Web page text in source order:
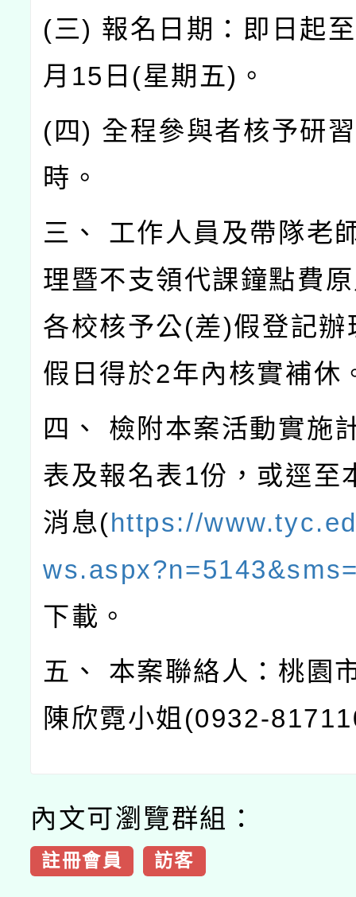
(三) 報名日期：即日起
月15日(星期五)。
(四) 全程參與者核予研
時。
三、 工作人員及帶隊老
理暨不支領代課鐘點費
各校核予公(差)假登記辦
假日得於2年內核實補休
四、 檢附本案活動實施
表及報名表1份，或逕至
消息(https://
下載。
五、 本案聯絡人：桃園
陳欣霓小姐(0932-
內文可瀏覽群組：
註冊會員 訪客